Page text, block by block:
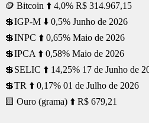
🪙 Bitcoin ⬆️ 4,0% R$ 314.967,15
💲IGP-M ⬇️ 0,5% Junho de 2026
💲INPC ⬆️ 0,65% Maio de 2026
💲IPCA ⬆️ 0,58% Maio de 2026
💲SELIC ⬆️ 14,25% 17 de Junho de
💲TR ⬆️ 0,17% 01 de Julho de 2026
🟨 Ouro (grama) ⬆️ R$ 679,21